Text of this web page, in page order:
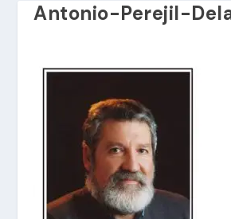
Antonio-Perejil-